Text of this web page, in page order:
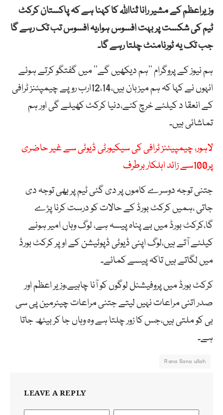
وزیراعظم کے مشیر رانا ثنااللہ کا کہنا ہے کہ پاکستان کرکٹ
ٹیم کی شکست پر بہت افسوس ہوا،یہ افسوس تب تک رہے گا
جب تک یہ ٹورنامنٹ چلتا رہے گا۔
ہم نیوز کے پروگرام ’’ہم دیکھیں گے‘‘ میں گفتگو کرتے ہوئے
انہوں نے کہا کہ ہم میزبان ہیں،12،14ارب روپے چیمپئنز ٹرافی
کے انعقا د کیلئے خرچ کئے،دنیا کرکٹ کھیلے گی اور ہم
تماشائی ہیں۔
لاہور، چیمپیئنز ٹرافی کی سیکیورٹی ڈیوٹی سے غیر حاضری
پر100سے زائد اہلکار برطرف
جتنی توجہ دوسرے کاموں پر دی گئی ٹیم پر بھی توجہ دی
جاتی ،ہمیں کرکٹ بورڈ کے حالات کو درست کرنا پڑے
گا،کرکٹ بورڈ میں بے پناہ پیسہ ہے، لوگ وہاں امیر ہونے
کیلئے آتے ہیں،لوگ اپنی ڈیوٹی ڈپوٹیشن کے اوپر کرکٹ بورڈ
میں لگاتے ہیں تاکہ پیسے کمائے۔
کرکٹ بورڈ میں پروفیشنل لوگوں کو آنا چاہیے،وزیر اعظم اور
صدر اتنی مراعات نہیں لیتے جتنی مراعات چیئرمین پی سی
بی کو ملتی ہیں،جس کا زور چلتا ہے وہ وہاں جا کر بیٹھ جاتا
ہے۔
Rana Sana ullah
LEAVE A REPLY